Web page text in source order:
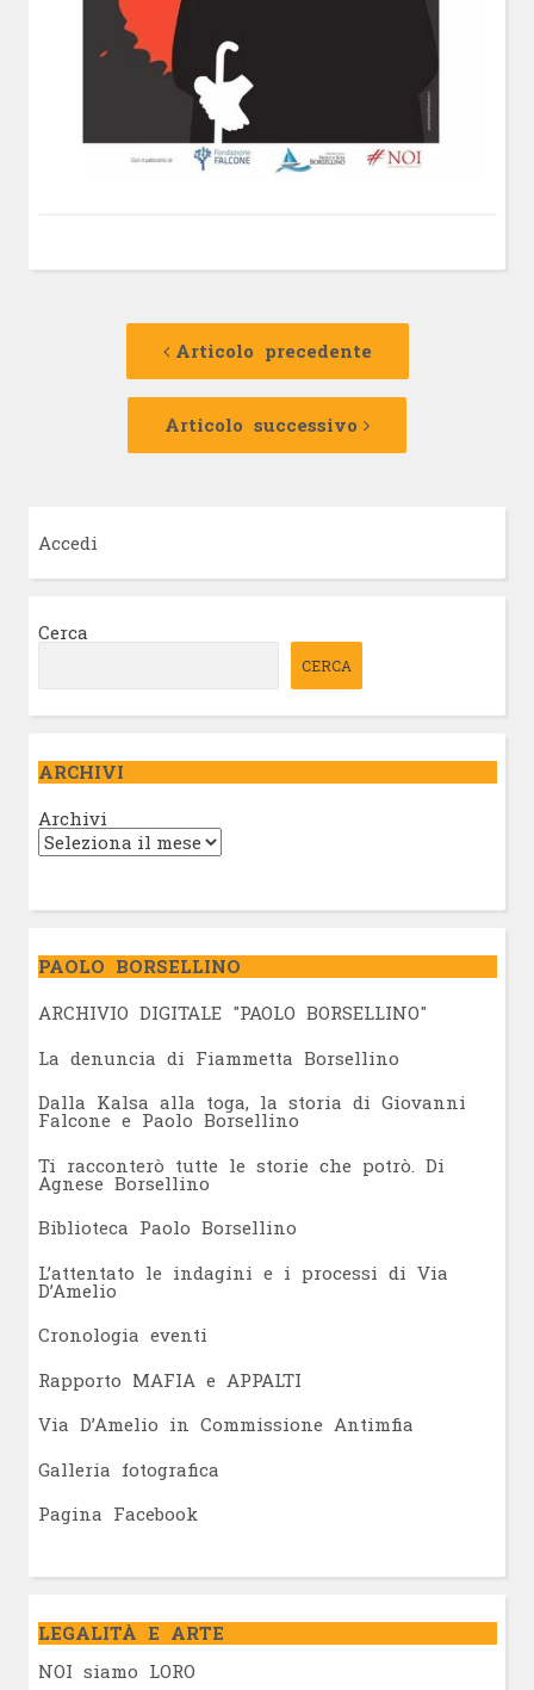
Navigazione
Articolo precedente
Articolo
Articolo successivo
Articolo
Accedi
Cerca
CERCA
ARCHIVI
Archivi
PAOLO BORSELLINO
ARCHIVIO DIGITALE "PAOLO BORSELLINO"
La denuncia di Fiammetta Borsellino
Dalla Kalsa alla toga, la storia di Giovanni
Falcone e Paolo Borsellino
Ti racconterò tutte le storie che potrò. Di
Agnese Borsellino
Biblioteca Paolo Borsellino
L’attentato le indagini e i processi di Via
D’Amelio
Cronologia eventi
Rapporto MAFIA e APPALTI
Via D’Amelio in Commissione Antimfia
Galleria fotografica
Pagina Facebook
LEGALITÀ E ARTE
NOI siamo LORO